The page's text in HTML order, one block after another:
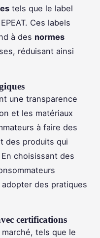
tels que le label
Ces labels
à des normes
réduisant ainsi
une transparence
et les matériaux
à faire des
des produits qui
choisissant des
des pratiques
certifications
tels que le